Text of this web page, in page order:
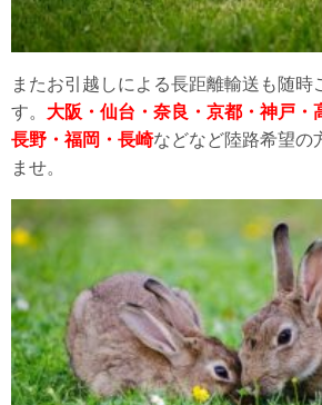
またお引越しによる長距離輸送も随時
す。 大阪・仙台・奈良・京都・神戸・
長野・福岡・長崎などなど陸路希望の
ませ。